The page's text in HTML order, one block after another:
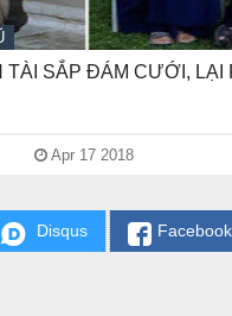
TÀI SẮP ĐÁM CƯỚI, LẠI
Apr 17 2018
Disqus Facebook
SỰ